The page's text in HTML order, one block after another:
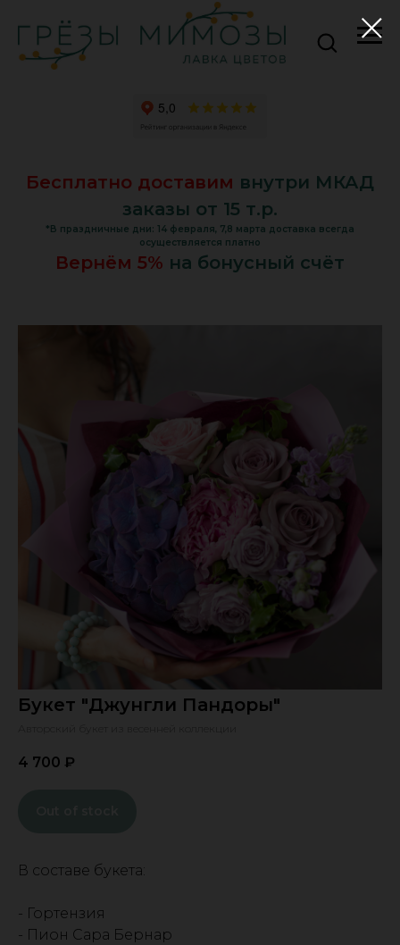
Бесплатно доставим внутри МКАД
заказы от 15 т.р.
*В праздничные дни: 14 февраля, 7,8 марта доставка всегда
осуществляется платно
Вернём 5% на бонусный счёт
Букет "Джунгли Пандоры"
4 700 ₽
В составе букета:
- Гортензия
- Пион Сара Бернар